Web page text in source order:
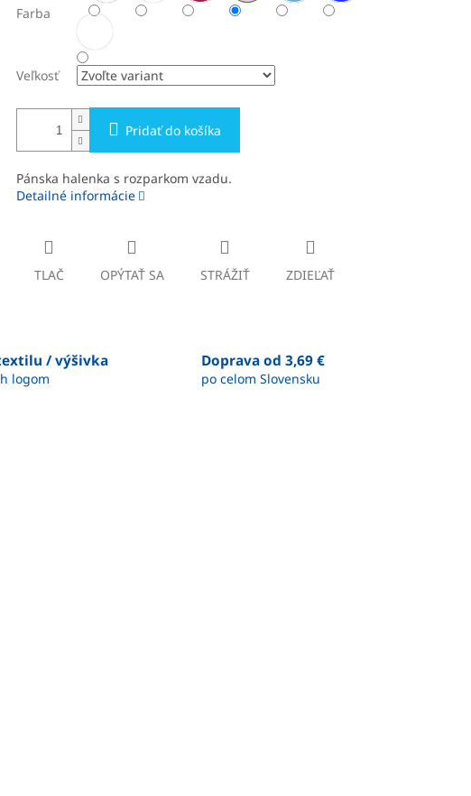
Farba
Veľkosť
Pridať do košíka
Pánska halenka s rozparkom vzadu.
Detailné informácie
TLAČ OPÝTAŤ SA STRÁŽIŤ ZDIEĽAŤ
/ výšivka
logom
Doprava od 3,69 €
po celom Slovensku